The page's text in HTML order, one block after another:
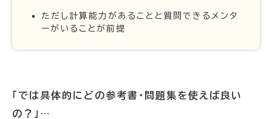
ただし計算能力があることと質問できるメンタ
ーがいることが前提
「では具体的にどの参考書・問題集を使えば良い
の？」…